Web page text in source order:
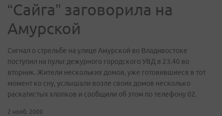
“Сайга” заговорила на
Амурской
Сигнал о стрельбе на улице Амурской во Владивостоке
поступил на пульт дежурного городского УВД в 23.40 во
вторник. Жители нескольких домов, уже готовившиеся в тот
момент ко сну, услышали возле своих домов несколько
раскатистых хлопков и сообщили об этом по телефону 02.
2 нояб. 2000